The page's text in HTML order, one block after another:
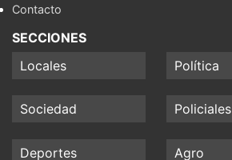
Contacto
SECCIONES
Locales
Política
Sociedad Policiales
Deportes Agro